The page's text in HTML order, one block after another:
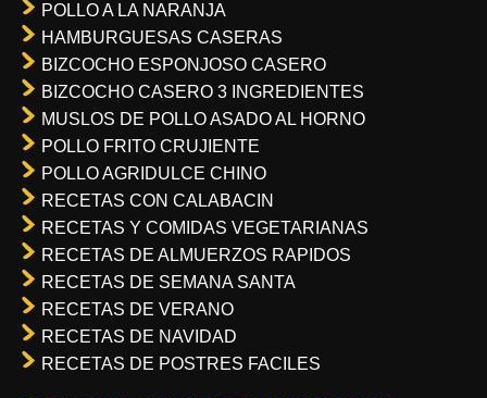
POLLO A LA NARANJA
HAMBURGUESAS CASERAS
BIZCOCHO ESPONJOSO CASERO
BIZCOCHO CASERO 3 INGREDIENTES
MUSLOS DE POLLO ASADO AL HORNO
POLLO FRITO CRUJIENTE
POLLO AGRIDULCE CHINO
RECETAS CON CALABACIN
RECETAS Y COMIDAS VEGETARIANAS
RECETAS DE ALMUERZOS RAPIDOS
RECETAS DE SEMANA SANTA
RECETAS DE VERANO
RECETAS DE NAVIDAD
RECETAS DE POSTRES FACILES